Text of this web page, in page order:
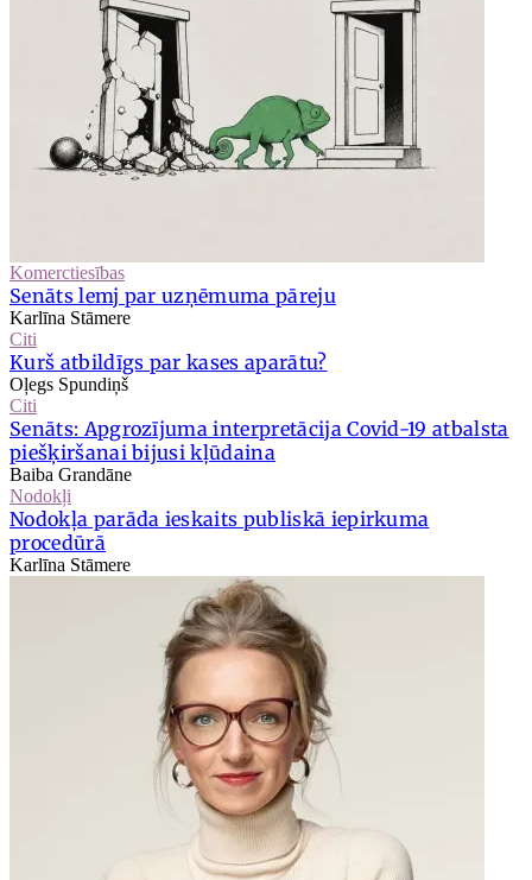
Komerctiesības
Senāts lemj par uzņēmuma pāreju
Karlīna Stāmere
Citi
Kurš atbildīgs par kases aparātu?
Oļegs Spundiņš
Citi
Senāts: Apgrozījuma interpretācija Covid-19 atbalsta
piešķiršanai bijusi kļūdaina
Baiba Grandāne
Nodokļi
Nodokļa parāda ieskaits publiskā iepirkuma
procedūrā
Karlīna Stāmere